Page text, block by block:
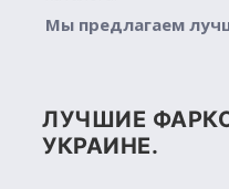
Мы предлагаем
ЛУЧШИЕ
УКРАИНЕ.